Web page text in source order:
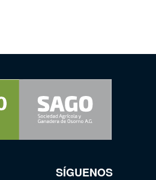
SÍGUENOS